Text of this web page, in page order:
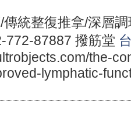
統整復推拿/深層
772-87887 撥筋堂
the-
lymphatic-